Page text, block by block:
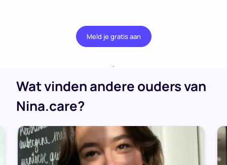
Meld je gratis aan
.
Wat vinden andere ouders van
Nina.care?